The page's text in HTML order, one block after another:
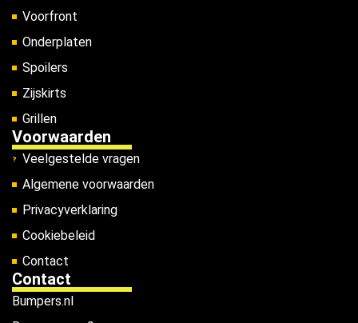
Voorfront
Onderplaten
Spoilers
Zijskirts
Grillen
Voorwaarden
Veelgestelde vragen
Algemene voorwaarden
Privacyverklaring
Cookiebeleid
Contact
Contact
Bumpers.nl